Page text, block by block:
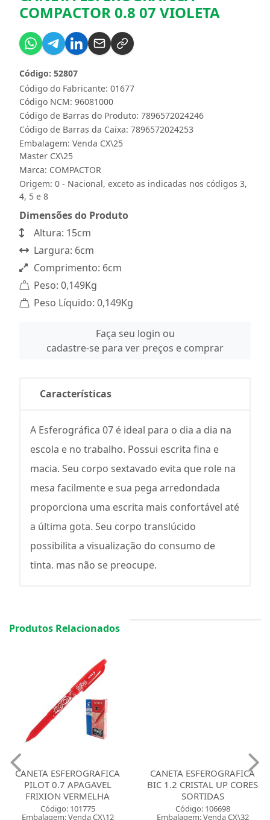
COMPACTOR 0.8 07 VIOLETA
Código do Fabricante: 01677
Código: 52807
Código NCM: 96081000
Código de Barras do Produto: 7896572024246
Código de Barras da Caixa: 7896572024253
Embalagem: Venda CX\25
Master CX\25
Marca: COMPACTOR
Origem: 0 - Nacional, exceto as indicadas nos códigos 3,
4, 5 e 8
Dimensões do Produto
Altura: 15cm
Largura: 6cm
Comprimento: 6cm
Peso: 0,149Kg
Peso Líquido: 0,149Kg
Faça seu login ou
cadastre-se para ver preços e comprar
Características
A Esferográfica 07 é ideal para o dia a dia na
escola e no trabalho. Possui escrita fina e
macia. Seu corpo sextavado evita que role na
mesa facilmente e sua pega arredondada
proporciona uma escrita mais confortável até
a última gota. Seu corpo translúcido
possibilita a visualização do consumo de
tinta. mas não se preocupe.
Produtos Relacionados
CANETA ESFEROGRAFICA
PILOT 0.7 APAGAVEL
FRIXION VERMELHA
Código: 101775
Embalagem: Venda CX\12
CANETA ESFEROGRAFICA
BIC 1.2 CRISTAL UP CORES
SORTIDAS
Código: 106698
Embalagem: Venda CX\32